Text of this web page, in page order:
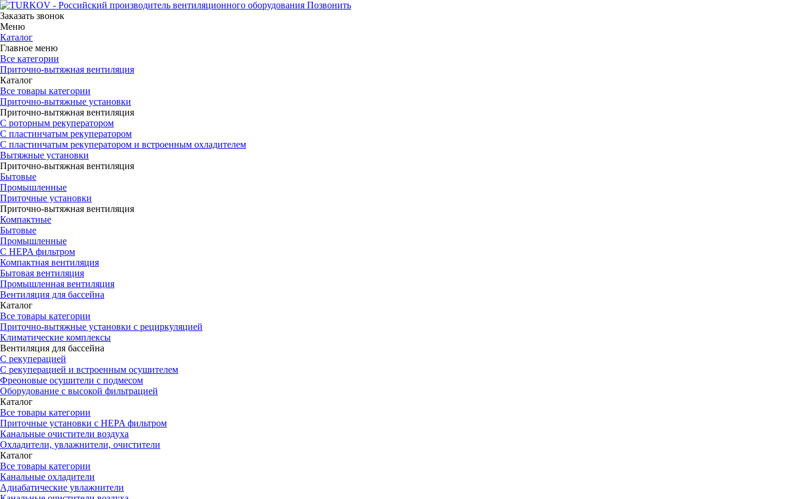
Позвонить
Заказать звонок
Меню
Каталог
Главное меню
Все категории
Приточно-вытяжная вентиляция
Каталог
Все товары категории
Приточно-вытяжные установки
Приточно-вытяжная вентиляция
С роторным рекуператором
С пластинчатым рекуператором
С пластинчатым рекуператором и встроенным охладителем
Вытяжные установки
Приточно-вытяжная вентиляция
Бытовые
Промышленные
Приточные установки
Приточно-вытяжная вентиляция
Компактные
Бытовые
Промышленные
С HEPA фильтром
Компактная вентиляция
Бытовая вентиляция
Промышленная вентиляция
Вентиляция для бассейна
Каталог
Все товары категории
Приточно-вытяжные установки с рециркуляцией
Климатические комплексы
Вентиляция для бассейна
С рекуперацией
С рекуперацией и встроенным осушителем
Фреоновые осушители с подмесом
Оборудование с высокой фильтрацией
Каталог
Все товары категории
Приточные установки c HEPA фильтром
Канальные очистители воздуха
Охладители, увлажнители, очистители
Каталог
Все товары категории
Канальные охладители
Адиабатические увлажнители